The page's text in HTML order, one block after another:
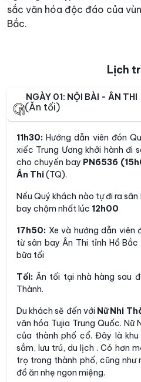
sắc văn hóa độc đáo của
Bắc.
Lịch
NGÀY 01: NỘI BÀI - ÂN THI
(Ăn tối)
11h30: Hướng dẫn viên đón
xiếc Trung Ương khởi hành đi
cho chuyến bay PN6536
Ân Thi(TQ).
Nếu Quý khách nào tự đi ra
bay chậm nhất lúc 12h00
17h50: Xe và hướng dẫn viên
từ sân bay Ân Thi tỉnh Hồ
bữa tối
Tối: Ăn tối tại nhà hàng sau
Thành.
Du khách sẽ đến với Nữ Nhi
văn hóa Tujia Trung Quốc. Nữ
của thành phố cổ. Đây là
sắm, lưu trú, du lịch . Có hơn
trọ trong thành phố, cũng như
đồ ăn nhẹ ngon miệng.